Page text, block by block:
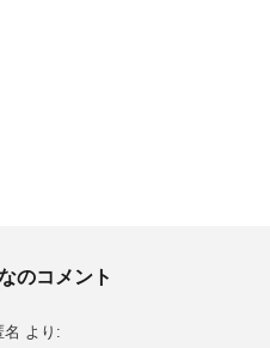
のコメント
名 より: